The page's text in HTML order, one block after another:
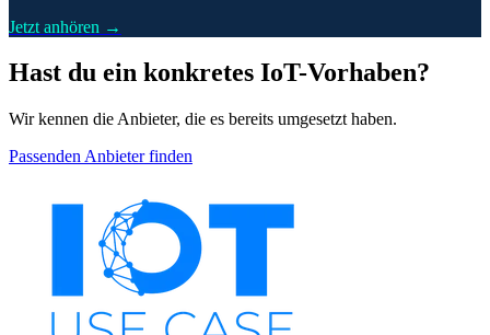
Jetzt anhören →
Hast du ein konkretes IoT-Vorhaben?
Wir kennen die Anbieter, die es bereits umgesetzt haben.
Passenden Anbieter finden